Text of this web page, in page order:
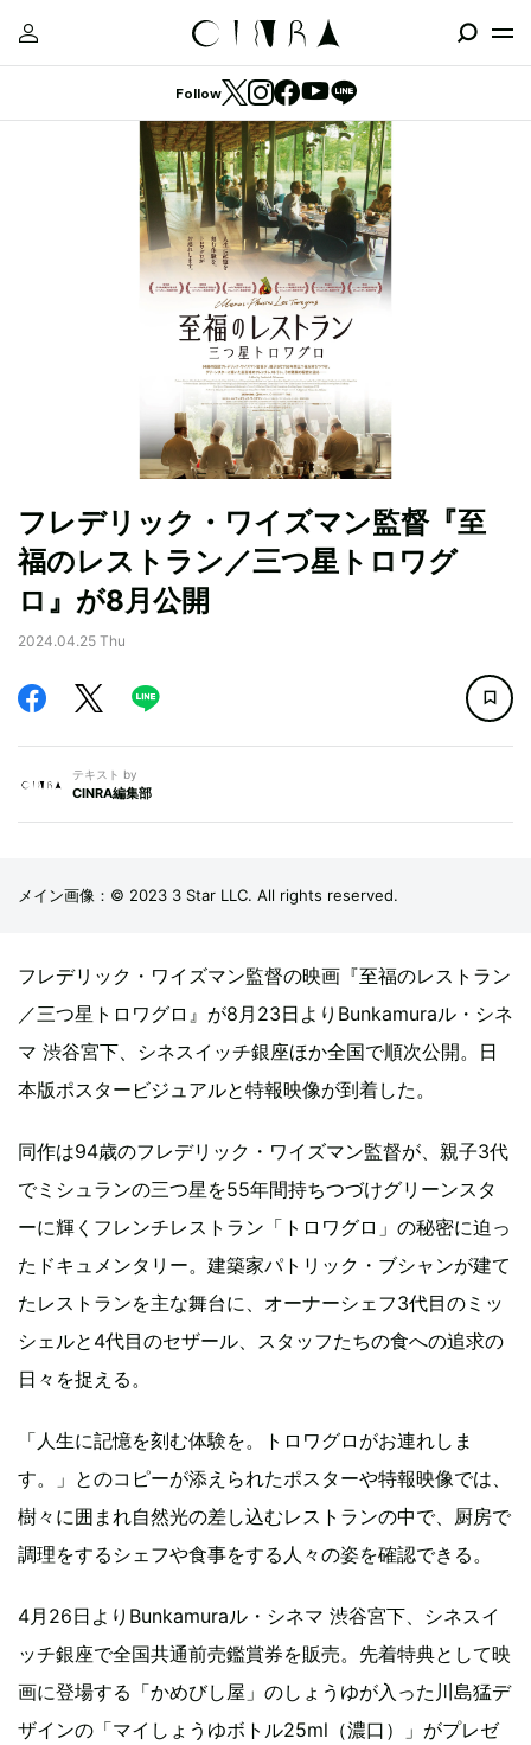
Follow
フレデリック・ワイズマン監督『至
福のレストラン／三つ星トロワグ
ロ』が8月公開
2024.04.25 Thu
テキスト by
CINRA編集部
メイン画像：© 2023 3 Star LLC. All rights reserved.
フレデリック・ワイズマン監督の映画『至福のレストラン
／三つ星トロワグロ』が8月23日よりBunkamuraル・シネ
マ 渋谷宮下、シネスイッチ銀座ほか全国で順次公開。日
本版ポスタービジュアルと特報映像が到着した。
同作は94歳のフレデリック・ワイズマン監督が、親子3代
でミシュランの三つ星を55年間持ちつづけグリーンスタ
ーに輝くフレンチレストラン「トロワグロ」の秘密に迫っ
たドキュメンタリー。建築家パトリック・ブシャンが建て
たレストランを主な舞台に、オーナーシェフ3代目のミッ
シェルと4代目のセザール、スタッフたちの食への追求の
日々を捉える。
「人生に記憶を刻む体験を。トロワグロがお連れしま
す。」とのコピーが添えられたポスターや特報映像では、
樹々に囲まれ自然光の差し込むレストランの中で、厨房で
調理をするシェフや食事をする人々の姿を確認できる。
4月26日よりBunkamuraル・シネマ 渋谷宮下、シネスイ
ッチ銀座で全国共通前売鑑賞券を販売。先着特典として映
画に登場する「かめびし屋」のしょうゆが入った川島猛デ
ザインの「マイしょうゆボトル25ml（濃口）」がプレゼ